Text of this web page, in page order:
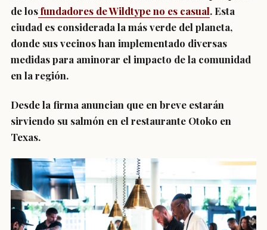
de losfundadores de Wildtype no es casual. Esta
ciudad es considerada la más verde del planeta,
donde sus vecinos han implementado diversas
medidas para aminorar el impacto de la comunidad
en la región.
Desde la firma anuncian que en breve estarán
sirviendo su salmón en el restaurante Otoko en
Texas.